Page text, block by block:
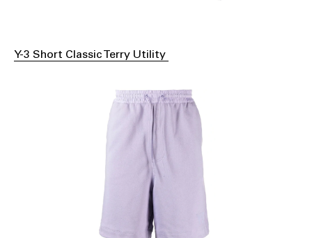
Y-3 Short Classic Terry Utility